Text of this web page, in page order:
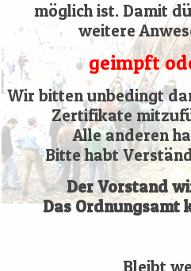
möglich ist. Damit
weitere
geimpft
Wir bitten unbedingt
Zertifikate
Alle anderen
Bitte habt
Der Vorstand
Das Ordnungsamt
Bleibt